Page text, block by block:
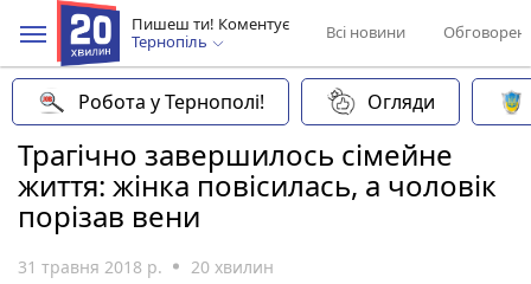
Пишеш ти! Коментує
Тернопіль
Всі новини
Робота у Тернополі! Огляди
Трагічно завершилось сімейне
життя: жінка повісилась, а чоловік
порізав вени
31 травня 2018 р. 20 хвилин